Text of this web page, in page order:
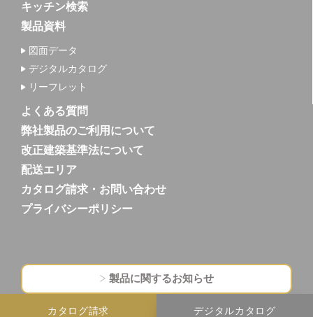
キッチン検索
製品資料
図面データ
デジタルカタログ
リーフレット
よくある質問
弊社製品のご利用について
改正建築基準法について
配送エリア
カタログ請求・お問い合わせ
プライバシーポリシー
製品に関するお知らせ
カタログ請求 デジタルカタログ